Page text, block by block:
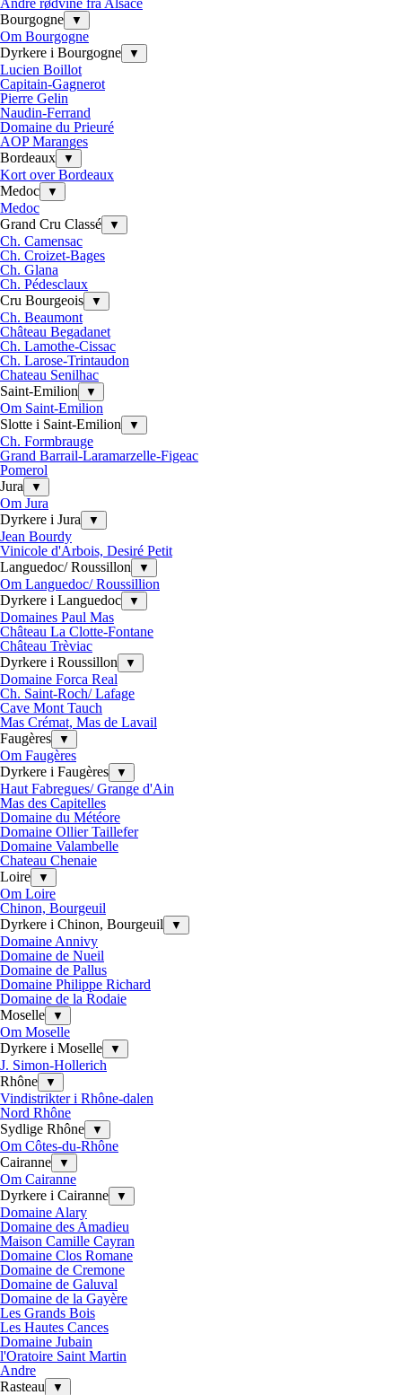
Andre rødvine fra Alsace
Bourgogne
▼
Om Bourgogne
Dyrkere i Bourgogne
▼
Lucien Boillot
Capitain-Gagnerot
Pierre Gelin
Naudin-Ferrand
Domaine du Prieuré
AOP Maranges
Bordeaux
▼
Kort over Bordeaux
Medoc
▼
Medoc
Grand Cru Classé
▼
Ch. Camensac
Ch. Croizet-Bages
Ch. Glana
Ch. Pédesclaux
Cru Bourgeois
▼
Ch. Beaumont
Château Begadanet
Ch. Lamothe-Cissac
Ch. Larose-Trintaudon
Chateau Senilhac
Saint-Emilion
▼
Om Saint-Emilion
Slotte i Saint-Emilion
▼
Ch. Formbrauge
Grand Barrail-Laramarzelle-Figeac
Pomerol
Jura
▼
Om Jura
Dyrkere i Jura
▼
Jean Bourdy
Vinicole d'Arbois, Desiré Petit
Languedoc/ Roussillon
▼
Om Languedoc/ Roussillion
Dyrkere i Languedoc
▼
Domaines Paul Mas
Château La Clotte-Fontane
Château Trèviac
Dyrkere i Roussillon
▼
Domaine Forca Real
Ch. Saint-Roch/ Lafage
Cave Mont Tauch
Mas Crémat, Mas de Lavail
Faugères
▼
Om Faugères
Dyrkere i Faugères
▼
Haut Fabregues/ Grange d'Ain
Mas des Capitelles
Domaine du Météore
Domaine Ollier Taillefer
Domaine Valambelle
Chateau Chenaie
Loire
▼
Om Loire
Chinon, Bourgeuil
Dyrkere i Chinon, Bourgeuil
▼
Domaine Annivy
Domaine de Nueil
Domaine de Pallus
Domaine Philippe Richard
Domaine de la Rodaie
Moselle
▼
Om Moselle
Dyrkere i Moselle
▼
J. Simon-Hollerich
Rhône
▼
Vindistrikter i Rhône-dalen
Nord Rhône
Sydlige Rhône
▼
Om Côtes-du-Rhône
Cairanne
▼
Om Cairanne
Dyrkere i Cairanne
▼
Domaine Alary
Domaine des Amadieu
Maison Camille Cayran
Domaine Clos Romane
Domaine de Cremone
Domaine de Galuval
Domaine de la Gayère
Les Grands Bois
Les Hautes Cances
Domaine Jubain
l'Oratoire Saint Martin
Andre
Rasteau
▼